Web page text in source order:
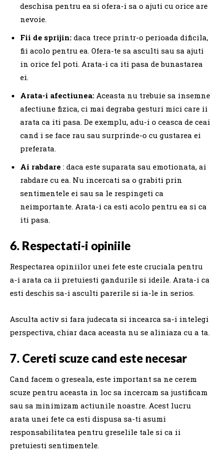
deschisa pentru ea si ofera-i sa o ajuti cu orice are
nevoie.
Fii de sprijin: daca trece printr-o perioada dificila,
fii acolo pentru ea. Ofera-te sa asculti sau sa ajuti
in orice fel poti. Arata-i ca iti pasa de bunastarea
ei.
Arata-i afectiunea: Aceasta nu trebuie sa insemne
afectiune fizica, ci mai degraba gesturi mici care ii
arata ca iti pasa. De exemplu, adu-i o ceasca de ceai
cand i se face rau sau surprinde-o cu gustarea ei
preferata.
Ai rabdare : daca este suparata sau emotionata, ai
rabdare cu ea. Nu incercati sa o grabiti prin
sentimentele ei sau sa le respingeti ca
neimportante. Arata-i ca esti acolo pentru ea si ca
iti pasa.
6. Respectati-i opiniile
Respectarea opiniilor unei fete este cruciala pentru
a-i arata ca ii pretuiesti gandurile si ideile. Arata-i ca
esti deschis sa-i asculti parerile si ia-le in serios.
Asculta activ si fara judecata si incearca sa-i intelegi
perspectiva, chiar daca aceasta nu se aliniaza cu a ta.
7. Cereti scuze cand este necesar
Cand facem o greseala, este important sa ne cerem
scuze pentru aceasta in loc sa incercam sa justificam
sau sa minimizam actiunile noastre. Acest lucru
arata unei fete ca esti dispusa sa-ti asumi
responsabilitatea pentru greselile tale si ca ii
pretuiesti sentimentele.